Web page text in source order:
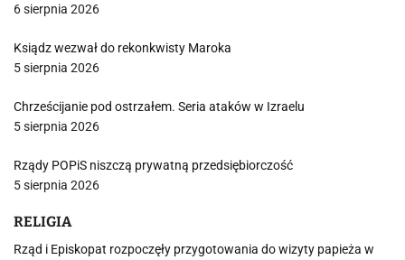
6 sierpnia 2026
Ksiądz wezwał do rekonkwisty Maroka
5 sierpnia 2026
Chrześcijanie pod ostrzałem. Seria ataków w Izraelu
5 sierpnia 2026
Rządy POPiS niszczą prywatną przedsiębiorczość
5 sierpnia 2026
RELIGIA
Rząd i Episkopat rozpoczęły przygotowania do wizyty papieża w